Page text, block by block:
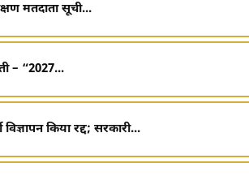
मतदाता सूची...
– “2027...
किया रद्द; सरकारी...